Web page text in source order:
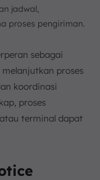
jadwal,
proses pengiriman.
sebagai
proses
koordinasi
proses
terminal dapat